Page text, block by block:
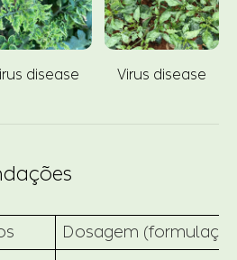
disease Virus disease
Dosagem